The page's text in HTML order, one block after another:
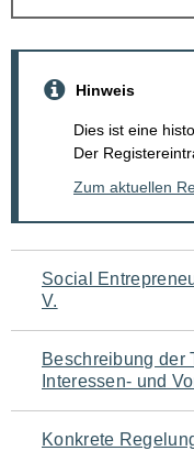
Hinweis
Dies ist eine
Der
Zum aktuellen
Navigation
für
den
Seiteninhalt
Social
V.
Beschreibung der
Interessen- und
Konkrete